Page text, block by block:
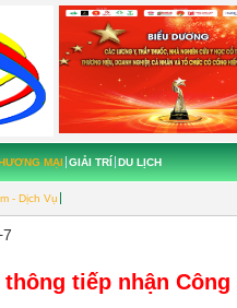
MẠI
- Dịch Vụ
GIẢI TRÍ DU LỊCH
tiếp nhận Công